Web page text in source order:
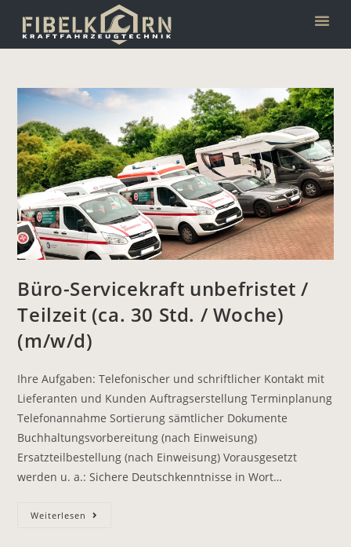
springen
Büro-Servicekraft unbefristet /
Teilzeit (ca. 30 Std. / Woche)
(m/w/d)
Ihre Aufgaben: Telefonischer und schriftlicher Kontakt mit
Lieferanten und Kunden Auftragserstellung Terminplanung
Telefonannahme Sortierung sämtlicher Dokumente
Buchhaltungsvorbereitung (nach Einweisung)
Ersatzteilbestellung (nach Einweisung) Vorausgesetzt
werden u. a.: Sichere Deutschkenntnisse in Wort…
Weiterlesen